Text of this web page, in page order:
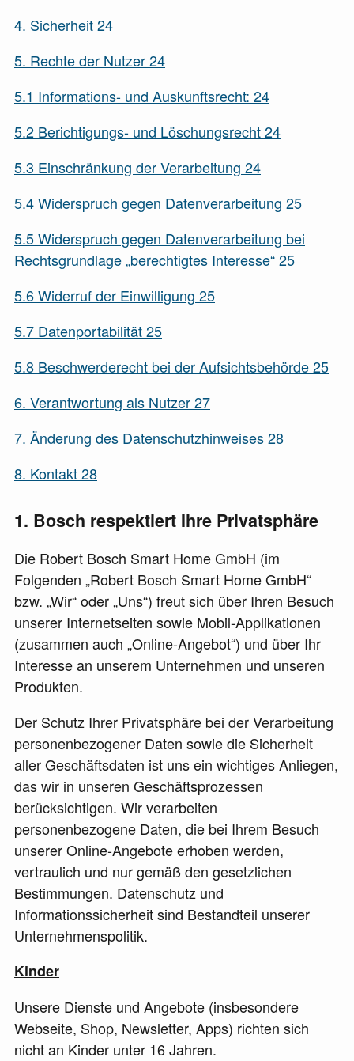
4. Sicherheit24
5. Rechte der Nutzer24
5.1 Informations- und Auskunftsrecht: 24
5.2 Berichtigungs- und Löschungsrecht24
5.3 Einschränkung der Verarbeitung 24
5.4Widerspruch gegen Datenverarbeitung 25
5.5Widerspruch gegen Datenverarbeitung bei
Rechtsgrundlage „berechtigtes Interesse“25
5.6Widerruf der Einwilligung 25
5.7 Datenportabilität25
5.8 Beschwerderecht bei der Aufsichtsbehörde25
6. Verantwortung als Nutzer27
7. Änderung des Datenschutzhinweises28
8. Kontakt28
1 Bosch respektiert Ihre Privatsphäre
Die Robert Bosch Smart Home GmbH (im
Folgenden „Robert Bosch Smart Home GmbH“
bzw. „Wir“ oder „Uns“) freut sich über Ihren Besuch
unserer Internetseiten sowie Mobil-Applikationen
(zusammen auch „Online-Angebot“) und über Ihr
Interesse an unserem Unternehmen und unseren
Produkten.
Der Schutz Ihrer Privatsphäre bei der Verarbeitung
personenbezogener Daten sowie die Sicherheit
aller Geschäftsdaten ist uns ein wichtiges Anliegen,
das wir in unseren Geschäftsprozessen
berücksichtigen. Wir verarbeiten
personenbezogene Daten, die bei Ihrem Besuch
unserer Online-Angebote erhoben werden,
vertraulich und nur gemäß den gesetzlichen
Bestimmungen. Datenschutz und
Informationssicherheit sind Bestandteil unserer
Unternehmenspolitik.
Kinder
Unsere Dienste und Angebote (insbesondere
Webseite, Shop, Newsletter, Apps) richten sich
nicht an Kinder unter 16 Jahren.